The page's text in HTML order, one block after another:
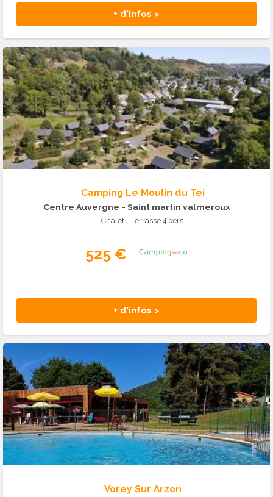
+ d'infos >
Camping Le Moulin du Tei
Centre Auvergne - Saint martin valmeroux
Chalet - Terrasse 4 pers.
525 €
+ d'infos >
Vorey Sur Arzon